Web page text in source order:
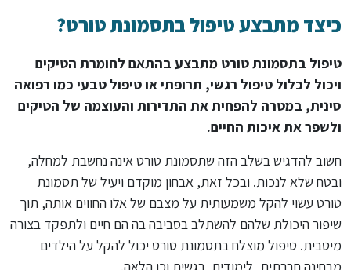
כיצד מתבצע טיפול בתסמונת טורט?
טיפול בתסמונת טורט מתבצע בהתאם לחומרת הטיקים
ויכול לכלול טיפול רגשי, תרופתי או טיפול טבעי כמו רפואה
סינית, במטרה להפחית את התדירות והעוצמה של הטיקים
ולשפר את איכות החיים.
חשוב להדגיש בשלב הזה שתסמונת טורט אינה נחשבת למחלה,
ובטח שלא לנכות. ובכל זאת, אבחון מוקדם ויעיל של תסמונת
טורט עשוי להקל משמעותית על מצבם של אלו החווים אותה, תוך
שיפור היכולת שלהם להשתלב בסביבה בה הם חיים ולתפקד בצורה
מיטבית. טיפול מוצלח בתסמונת טורט יכול להקל על הילדים